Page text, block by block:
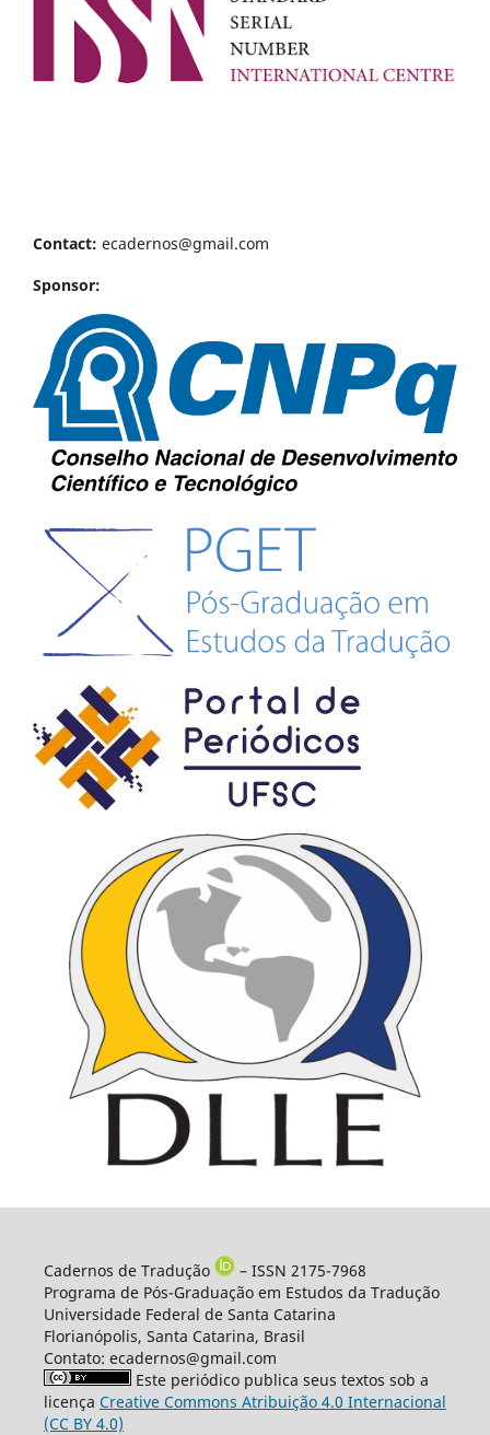
Contact: ecadernos@gmail.com
Sponsor:
Cadernos de Tradução
– ISSN 2175-7968
Programa de Pós-Graduação em Estudos da Tradução
Universidade Federal de Santa Catarina
Florianópolis, Santa Catarina, Brasil
Contato: ecadernos@gmail.com
Este periódico publica seus textos sob a
licença Creative Commons Atribuição 4.0 Internacional
(CC BY 4.0)